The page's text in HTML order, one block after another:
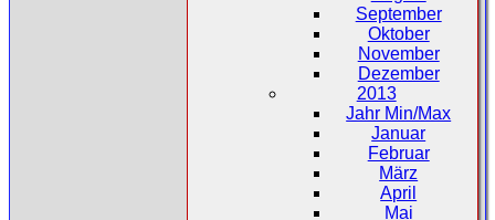
September
Oktober
November
Dezember
2013
Jahr Min/Max
Januar
Februar
März
April
Mai